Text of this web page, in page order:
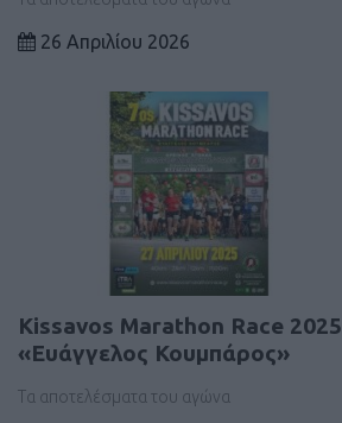
26 Απριλίου 2026
Kissavos Marathon Race 2025
«Ευάγγελος Κουμπάρος»
Τα αποτελέσματα του αγώνα